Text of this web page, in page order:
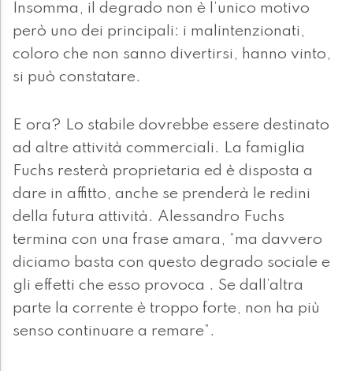
Insomma, il degrado non è l’unico motivo
però uno dei principali: i malintenzionati,
coloro che non sanno divertirsi, hanno vinto,
si può constatare.
E ora? Lo stabile dovrebbe essere destinato
ad altre attività commerciali. La famiglia
Fuchs resterà proprietaria ed è disposta a
dare in affitto, anche se prenderà le redini
della futura attività. Alessandro Fuchs
termina con una frase amara, “ma davvero
diciamo basta con questo degrado sociale e
gli effetti che esso provoca . Se dall’altra
parte la corrente è troppo forte, non ha più
senso continuare a remare”.